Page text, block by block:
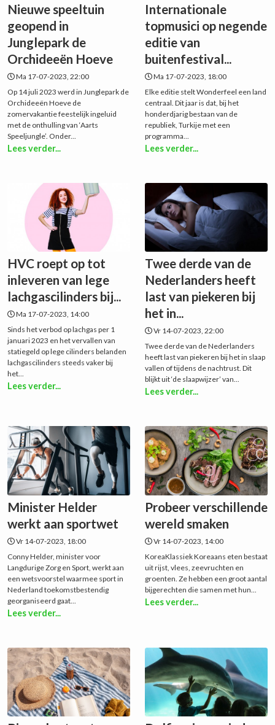
Nieuwe speeltuin
geopend in
Junglepark de
Orchideeën Hoeve
Ma 17-07-2023, 22:00
Op 14 juli 2023 werd in Junglepark de
Orchideeën Hoeve de
zomervakantie feestelijk ingeluid
met de onthulling van ‘Aarts
Speeljungle’. Onder...
Lees verder...
Internationale
topmusici op negende
editie van
buitenfestival...
Ma 17-07-2023, 18:00
Elke editie stelt Wonderfeel een land
centraal. Dit jaar is dat, bij het
honderdjarig bestaan van de
republiek, Turkije met een
programma...
Lees verder...
HVC roept op tot
inleveren van lege
lachgascilinders bij...
Ma 17-07-2023, 14:00
Sinds het verbod op lachgas per 1
januari 2023 en het vervallen van
statiegeld op lege cilinders belanden
lachgascilinders steeds vaker bij
het...
Lees verder...
Twee derde van de
Nederlanders heeft
last van piekeren bij
het in...
Vr 14-07-2023, 22:00
Twee derde van de Nederlanders
heeft last van piekeren bij het in slaap
vallen of tijdens de nachtrust. Dit
blijkt uit ‘de slaapwijzer’ van...
Lees verder...
Minister Helder
werkt aan sportwet
Vr 14-07-2023, 18:00
Conny Helder, minister voor
Langdurige Zorg en Sport, werkt aan
een wetsvoorstel waarmee sport in
Nederland toekomstbestendig
georganiseerd gaat...
Lees verder...
Probeer verschillende
wereld smaken
Vr 14-07-2023, 14:00
KoreaKlassiek Koreaans eten bestaat
uit rijst, vlees, zeevruchten en
groenten. Ze hebben een groot aantal
bijgerechten die samen met hun...
Lees verder...